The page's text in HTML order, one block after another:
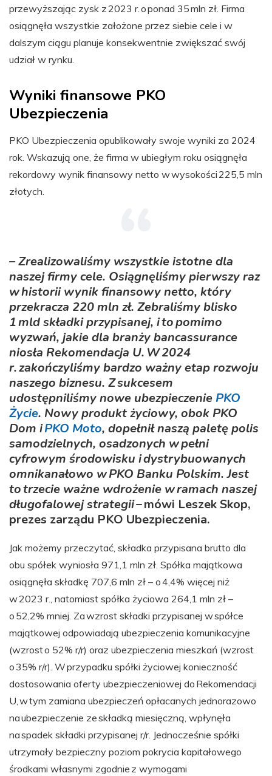
przewyższając zysk z 2023 r. o ponad 35 mln zł. Firma
osiągnęła wszystkie założone przez siebie cele i w
dalszym ciągu planuje konsekwentnie zwiększać swój
udział w rynku.
Wyniki finansowe PKO
Ubezpieczenia
PKO Ubezpieczenia opublikowały swoje wyniki za 2024
rok. Wskazują one, że firma w ubiegłym roku osiągnęła
rekordowy wynik finansowy netto w wysokości 225,5 mln
złotych.
– Zrealizowaliśmy wszystkie istotne dla
naszej firmy cele. Osiągnęliśmy pierwszy raz
w historii wynik finansowy netto, który
przekracza 220 mln zł. Zebraliśmy blisko
1 mld składki przypisanej, i to pomimo
wyzwań, jakie dla branży bancassurance
niosła Rekomendacja U. W 2024
r. zakończyliśmy bardzo ważny etap rozwoju
naszego biznesu. Z sukcesem
udostępniliśmy nowe ubezpieczenie PKO
Życie. Nowy produkt życiowy, obok PKO
Dom iPKO Moto, dopełnił naszą paletę polis
samodzielnych, osadzonych w pełni
cyfrowym środowisku i dystrybuowanych
omnikanałowo w PKO Banku Polskim. Jest
to trzecie ważne wdrożenie w ramach naszej
długofalowej strategii– mówi Leszek Skop,
prezes zarządu PKO Ubezpieczenia.
Jak możemy przeczytać, składka przypisana brutto dla
obu spółek wyniosła 971,1 mln zł. Spółka majątkowa
osiągnęła składkę 707,6 mln zł – o 4,4% więcej niż
w 2023 r., natomiast spółka życiowa 264,1 mln zł –
o 52,2% mniej. Za wzrost składki przypisanej w spółce
majątkowej odpowiadają ubezpieczenia komunikacyjne
(wzrost o 52% r/r) oraz ubezpieczenia mieszkań (wzrost
o 35% r/r). W przypadku spółki życiowej konieczność
dostosowania oferty ubezpieczeniowej do Rekomendacji
U, w tym zamiana ubezpieczeń opłacanych jednorazowo
na ubezpieczenie ze składką miesięczną, wpłynęła
na spadek składki przypisanej r/r. Jednocześnie spółki
utrzymały bezpieczny poziom pokrycia kapitałowego
środkami własnymi zgodnie z wymogami